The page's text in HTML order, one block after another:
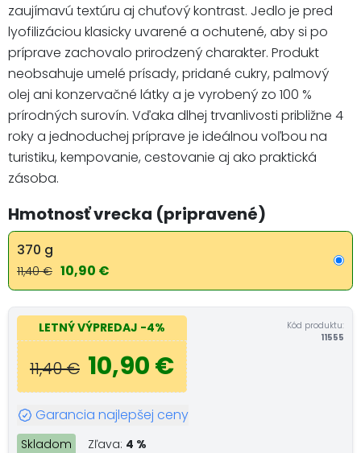
zaujímavú textúru aj chuťový kontrast. Jedlo je pred
lyofilizáciou klasicky uvarené a ochutené, aby si po
príprave zachovalo prirodzený charakter. Produkt
neobsahuje umelé prísady, pridané cukry, palmový
olej ani konzervačné látky a je vyrobený zo 100 %
prírodných surovín. Vďaka dlhej trvanlivosti približne 4
roky a jednoduchej príprave je ideálnou voľbou na
turistiku, kempovanie, cestovanie aj ako praktická
zásoba.
Hmotnosť vrecka (pripravené)
370 g
11,40 € 10,90 €
LETNÝ VÝPREDAJ -4%
11,40 € 10,90 €
Kód produktu:
11555
Garancia najlepšej ceny
Skladom Zľava: 4 %